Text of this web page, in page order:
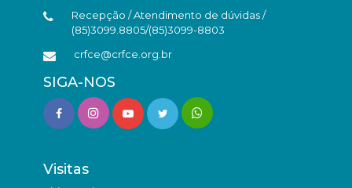
Recepção / Atendimento de dúvidas /
(85)3099.8805/(85)3099-8803
crfce@crfce.org.br
SIGA-NOS
Visitas